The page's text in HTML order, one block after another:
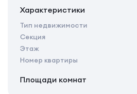
Характеристики
Тип недвижимости
Секция
Этаж
Номер квартиры
Площади комнат